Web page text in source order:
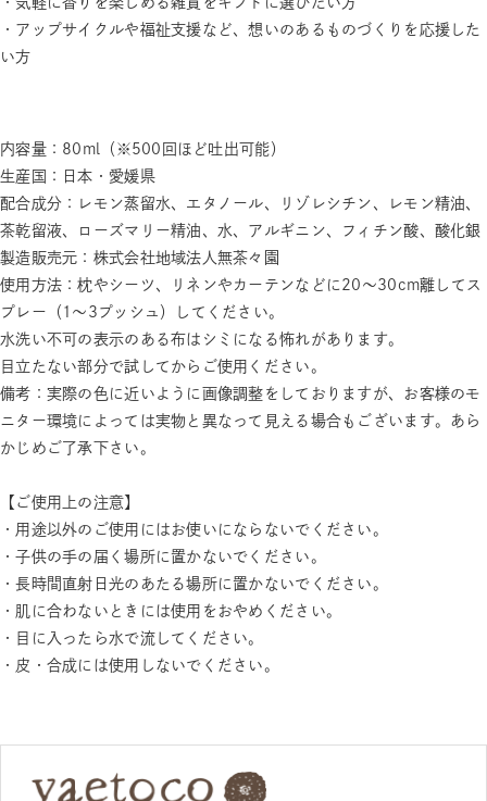
・アップサイクルや福祉支援など、想いのあるものづくりを応援した
い方
内容量：80ml（※500回ほど吐出可能）
生産国：日本・愛媛県
配合成分：レモン蒸留水、エタノール、リゾレシチン、レモン精油、
茶乾留液、ローズマリー精油、水、アルギニン、フィチン酸、酸化銀
製造販売元：株式会社地域法人無茶々園
使用方法：枕やシーツ、リネンやカーテンなどに20～30cm離してス
プレー（1～3プッシュ）してください。
水洗い不可の表示のある布はシミになる怖れがあります。
目立たない部分で試してからご使用ください。
備考：実際の色に近いように画像調整をしておりますが、お客様のモ
ニター環境によっては実物と異なって見える場合もございます。あら
かじめご了承下さい。
【ご使用上の注意】
・用途以外のご使用にはお使いにならないでください。
・子供の手の届く場所に置かないでください。
・長時間直射日光のあたる場所に置かないでください。
・肌に合わないときには使用をおやめください。
・目に入ったら水で流してください。
・皮・合成には使用しないでください。